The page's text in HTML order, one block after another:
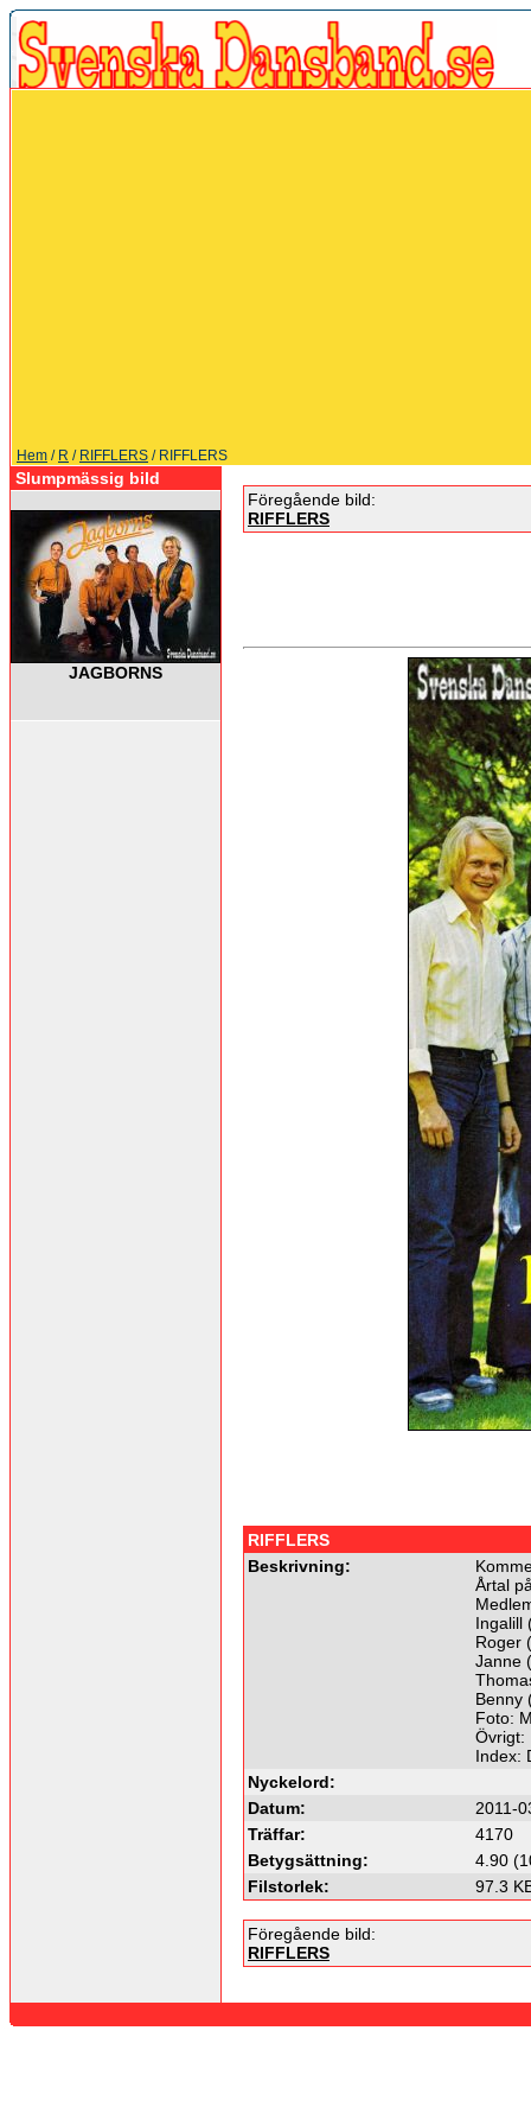
Hem / R / RIFFLERS / RIFFLERS
Slumpmässig bild
JAGBORNS
Föregående bild:
RIFFLERS
RIFFLERS
Beskrivning:
Årtal
Ingalill
Roger
Janne
Benny
Foto:
Övrigt:
Index:
Nyckelord:
Datum:
2011-
Träffar:
4170
Betygsättning:
4.90
Filstorlek:
97.3
Föregående bild:
RIFFLERS